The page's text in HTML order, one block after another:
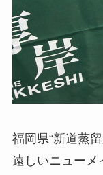
福岡県“新道蒸
遠しいニューメ